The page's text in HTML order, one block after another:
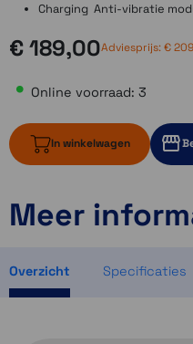
Charging Anti-vibratie
€ 189,00Adviesprijs:€
Online voorraad: 3
In winkelwagen
3 op voorraad
1 op
Meer
Overzicht Specificaties